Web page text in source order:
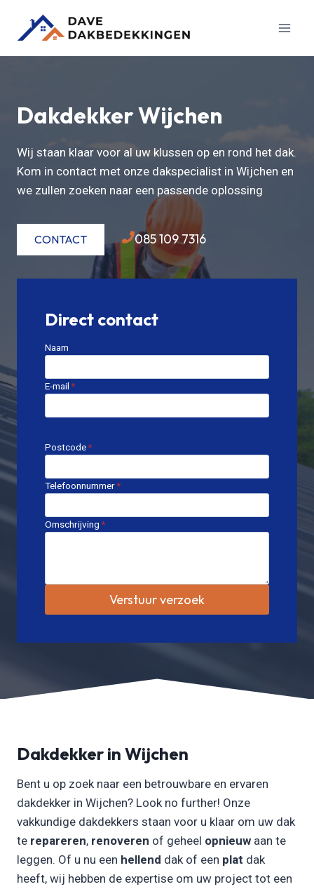
Dakdekker Wijchen
Wij staan klaar voor al uw klussen op en rond het dak.
Kom in contact met onze dakspecialist in Wijchen en
we zullen zoeken naar een passende oplossing
CONTACT 085 109 7316
Direct contact
Naam
E-mail*
Postcode*
Telefoonnummer*
Omschrijving*
Verstuur verzoek
Dakdekker in Wijchen
Bent u op zoek naar een betrouwbare en ervaren
dakdekker in Wijchen? Look no further! Onze
vakkundige dakdekkers staan voor u klaar om uw dak
te repareren, renoveren of geheel opnieuw aan te
leggen. Of u nu een hellend dak of een plat dak
heeft, wij hebben de expertise om uw project tot een